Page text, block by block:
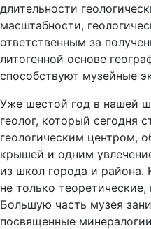
длительности
масштабности,
ответственным за
литогенной основе
способствуют музейные
Уже шестой год в нашей
геолог, который сегодня
геологическим центром,
крышей и одним
из школ города и района.
не только
Большую часть музея
посвященные